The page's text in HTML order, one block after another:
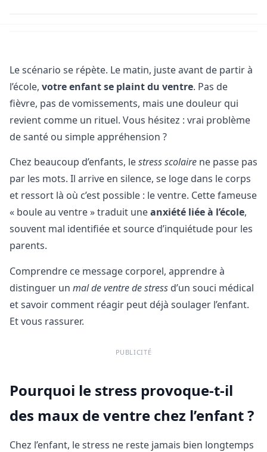
Le scénario se répète. Le matin, juste avant de partir à
l’école, votre enfant se plaint du ventre. Pas de
fièvre, pas de vomissements, mais une douleur qui
revient comme un rituel. Vous hésitez : vrai problème
de santé ou simple appréhension ?
Chez beaucoup d’enfants, lestress scolaire ne passe pas
par les mots. Il arrive en silence, se loge dans le corps
et ressort là où c’est possible : le ventre. Cette fameuse
« boule au ventre » traduit uneanxiété liée à l’école,
souvent mal identifiée et source d’inquiétude pour les
parents.
Comprendre ce message corporel, apprendre à
distinguer un mal de ventre de stress d’un souci médical
et savoir comment réagir peut déjà soulager l’enfant.
Et vous rassurer.
PUBLICITÉ
Pourquoi le stress provoque-t-il
des maux de ventre chez l’enfant ?
Chez l’enfant, le stress ne reste jamais bien longtemps